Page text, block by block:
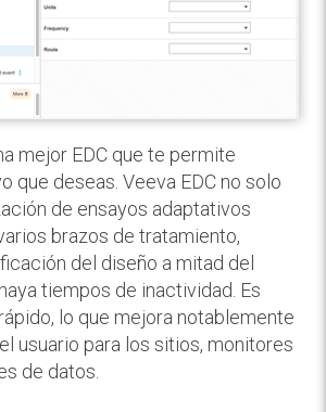
mejor EDC que te permite
que deseas. Veeva EDC no solo
de ensayos adaptativos
brazos de tratamiento,
del diseño a mitad del
tiempos de inactividad. Es
lo que mejora notablemente
usuario para los sitios, monitores
de datos.